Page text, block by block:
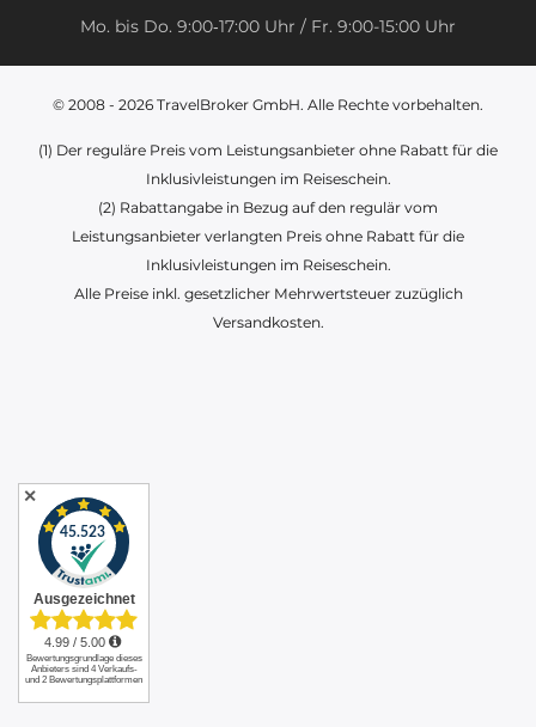
Mo. bis Do. 9:00‑17:00 Uhr / Fr. 9:00-15:00 Uhr
© 2008 - 2026 TravelBroker GmbH. Alle Rechte vorbehalten.
(1) Der reguläre Preis vom Leistungsanbieter ohne Rabatt für die
Inklusivleistungen im Reiseschein.
(2) Rabattangabe in Bezug auf den regulär vom
Leistungsanbieter verlangten Preis ohne Rabatt für die
Inklusivleistungen im Reiseschein.
Alle Preise inkl. gesetzlicher Mehrwertsteuer zuzüglich
Versandkosten.
✕